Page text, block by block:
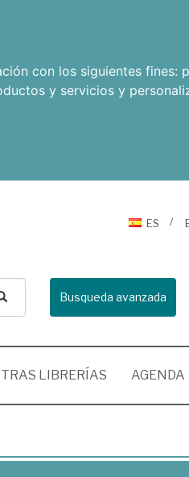
con los siguientes fines:
y servicios y
ES
Busqueda avanzada
LIBRERÍAS AGENDA